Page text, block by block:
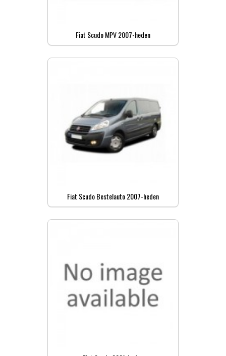
Fiat Scudo MPV 2007-heden
Fiat Scudo Bestelauto 2007-heden